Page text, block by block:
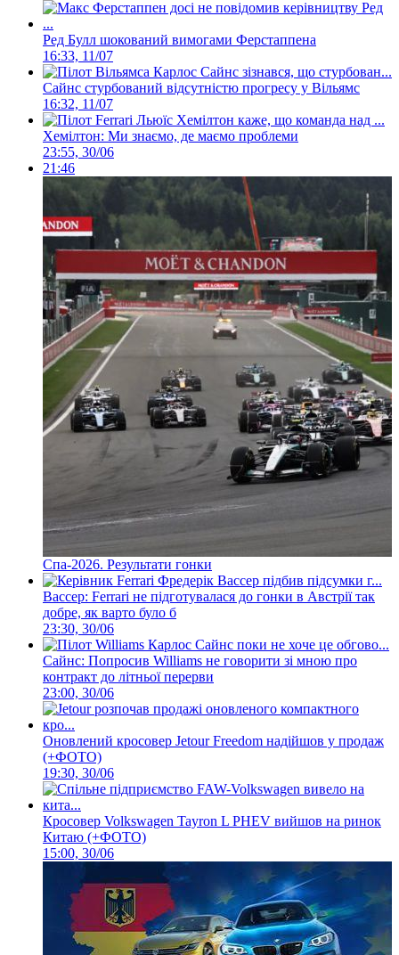
Ред Булл шокований вимогами Ферстаппена
16:33, 11/07
Сайнс стурбований відсутністю прогресу у Вільямс
16:32, 11/07
Хемілтон: Ми знаємо, де маємо проблеми
23:55, 30/06
21:46
Спа-2026. Результати гонки
Вассер: Ferrari не підготувалася до гонки в Австрії так
добре, як варто було б
23:30, 30/06
Сайнс: Попросив Williams не говорити зі мною про
контракт до літньої перерви
23:00, 30/06
Оновлений кросовер Jetour Freedom надійшов у продаж
(+ФОТО)
19:30, 30/06
Кросовер Volkswagen Tayron L PHEV вийшов на ринок
Китаю (+ФОТО)
15:00, 30/06